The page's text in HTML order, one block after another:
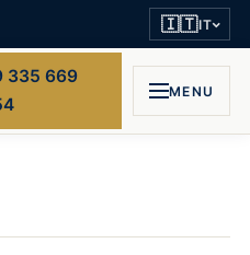
🇮🇹IT
335 669
MENU